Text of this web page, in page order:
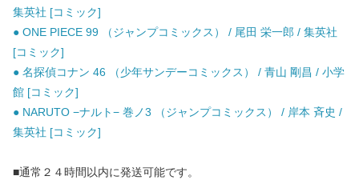
集英社 [コミック]
● ONE PIECE 99 （ジャンプコミックス） / 尾田 栄一郎 / 集英社
[コミック]
● 名探偵コナン 46 （少年サンデーコミックス） / 青山 剛昌 / 小学
館 [コミック]
● NARUTO −ナルト− 巻ノ3 （ジャンプコミックス） / 岸本 斉史 /
集英社 [コミック]
■通常２４時間以内に発送可能です。